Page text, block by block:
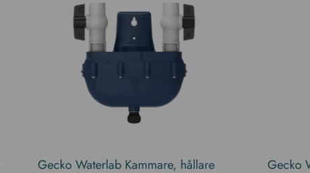
Gecko Waterlab Kammare, hållare
Gecko